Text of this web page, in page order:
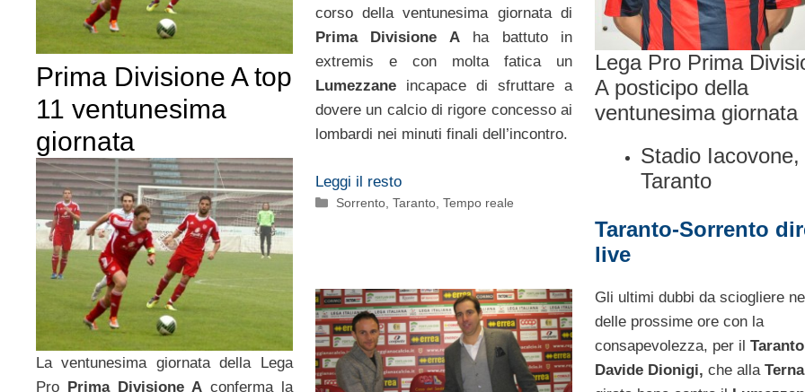
corso della ventunesima giornata di
Prima Divisione Aha battuto in
extremis e con molta fatica un
Lumezzaneincapace di sfruttare a
dovere un calcio di rigore concesso ai
lombardi nei minuti finali dell’incontro.
Leggi il resto
Categorie
Sorrento ,Taranto ,Tempo reale
Lega Pro Prima
A posticipo della
ventunesima giornata
Stadio Iacovone,
Taranto
Taranto-Sorrento
live
Gli ultimi dubbi da sciogliere
delle prossime ore con la
consapevolezza, per il Taranto
Davide Dionigi, che alla
Prima Divisione A top
11 ventunesima
giornata
La ventunesima giornata della Lega
Pro Prima Divisione A conferma la